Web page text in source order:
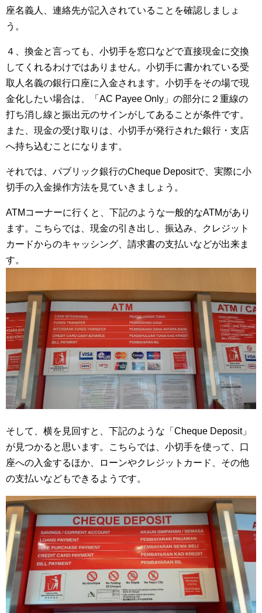
座名義人、連絡先が記入されていることを確認しましょ
う。
４、換金と言っても、小切手を窓口などで直接現金に交換
してくれるわけではありません。小切手に書かれている受
取人名義の銀行口座に入金されます。小切手をその場で現
金化したい場合は、「AC Payee Only」の部分に２重線の
打ち消し線と振出元のサインがしてあることが条件です。
また、現金の受け取りは、小切手が発行された銀行・支店
へ持ち込むことになります。
それでは、パブリック銀行のCheque Depositで、実際に小
切手の入金操作方法を見ていきましょう。
ATMコーナーに行くと、下記のような一般的なATMがあり
ます。こちらでは、現金の引き出し、振込み、クレジット
カードからのキャッシング、請求書の支払いなどが出来ま
す。
そして、横を見回すと、下記のような「Cheque Deposit」
が見つかると思います。こちらでは、小切手を使って、口
座への入金するほか、ローンやクレジットカード、その他
の支払いなどもできるようです。